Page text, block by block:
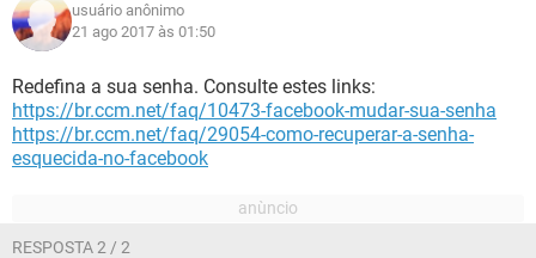
usuário anônimo
21 ago 2017 às 01:50
Redefina a sua senha. Consulte estes links:
https://br.ccm.net/faq/10473-facebook-mudar-sua-senha
https://br.ccm.net/faq/29054-como-recuperar-a-senha-
esquecida-no-facebook
RESPOSTA 2 / 2